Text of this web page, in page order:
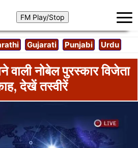
Gujarati Punjabi Urdu
वाली नोबेल पुरस्कार विजेता
देखें तस्वीरें